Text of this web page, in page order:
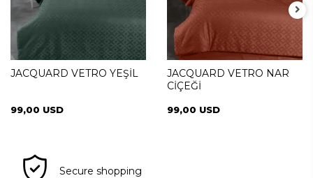
JACQUARD VETRO YEŞİL
99,00 USD
JACQUARD VETRO NAR
CİÇEĞİ
99,00 USD
Secure shopping